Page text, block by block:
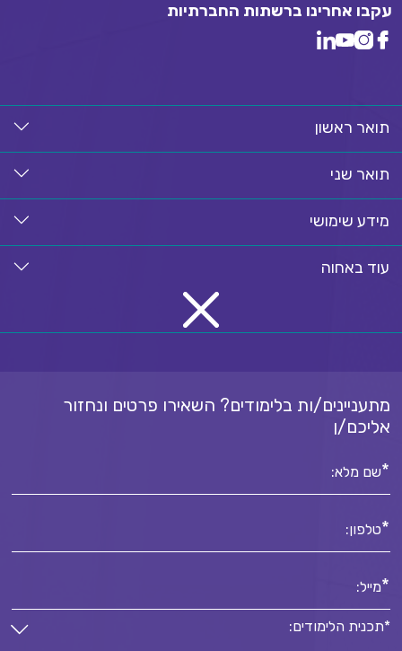
עקבו אחרינו ברשתות החברתיות
תואר ראשון
תואר שני
מידע שימושי
עוד באחוה
מתעניינים/ות בלימודים? השאירו פרטים ונחזור
אליכם/ן
שם מלא:*
טלפון:*
מייל:*
*תכנית הלימודים: